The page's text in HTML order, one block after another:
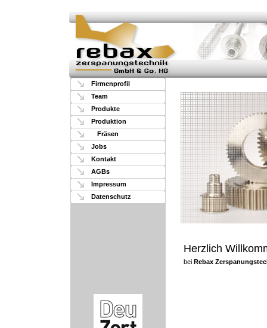
Firmenprofil
Team
Produkte
Produktion
Fräsen
Jobs
Kontakt
AGBs
Impressum
Datenschutz
Herzlich
bei Rebax